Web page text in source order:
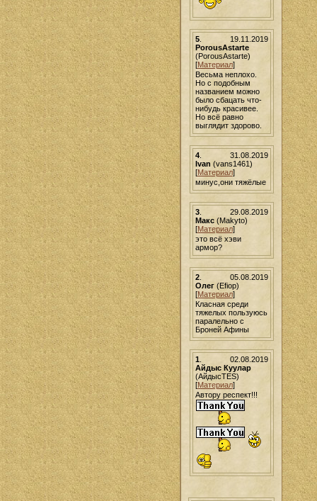
19.11.2019
5.
PorousAstarte
(PorousAstarte)
[Материал]
Весьма неплохо.
Но с подобным
названием можно
было сбацать что-
нибудь красивее.
Но всё равно
выглядит здорово.
31.08.2019
4.
Ivan (vans1461)
[Материал]
минус,они тяжёлые
29.08.2019
3.
Макс(Makyto)
[Материал]
это всё хэви
армор?
05.08.2019
2.
Олег(Efiop)
[Материал]
Класная среди
тяжелых пользуюсь
паралельно с
Броней Афины
02.08.2019
1.
Айдыс Куулар
(АйдысTES)
[Материал]
Автору респект!!!